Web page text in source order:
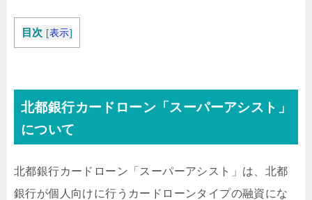
目次 [表示]
北都銀行カードローン「スーパーアシスト」
について
北都銀行カードローン「スーパーアシスト」は、北都
銀行が個人向けに行うカードローンタイプの融資にな